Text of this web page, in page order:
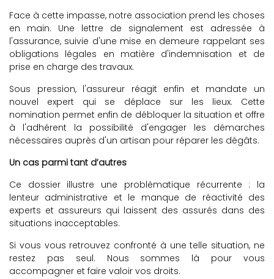
Face à cette impasse, notre association prend les choses
en main. Une lettre de signalement est adressée à
l'assurance, suivie d'une mise en demeure rappelant ses
obligations légales en matière d'indemnisation et de
prise en charge des travaux.
Sous pression, l'assureur réagit enfin et mandate un
nouvel expert qui se déplace sur les lieux. Cette
nomination permet enfin de débloquer la situation et offre
à l'adhérent la possibilité d'engager les démarches
nécessaires auprès d'un artisan pour réparer les dégâts.
Un cas parmi tant d’autres
Ce dossier illustre une problématique récurrente : la
lenteur administrative et le manque de réactivité des
experts et assureurs qui laissent des assurés dans des
situations inacceptables.
Si vous vous retrouvez confronté à une telle situation, ne
restez pas seul. Nous sommes là pour vous
accompagner et faire valoir vos droits.